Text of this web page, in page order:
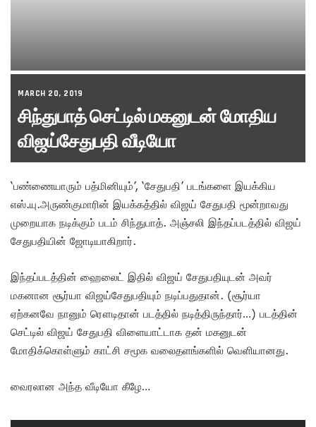
MARCH 20, 2019
சிந்துபாத் செட்டில் மகனுடன் மோதிய
விஜய்சேதுபதி வீடியோ
‘பண்ணையாரும் பத்மினியும்’, ‘சேதுபதி’ படங்களை இயக்கிய
எஸ்.யு.அருண்குமாரின் இயக்கத்தில் விஜய் சேதுபதி மூன்றாவது
முறையாக நடிக்கும் படம் சிந்துபாத். அஞ்சலி இந்தப்படத்தில் விஜய்
சேதுபதியின் ஜோடியாகிறார்.
இந்தப்படத்தின் ஹைலைட் இதில் விஜய் சேதுபதியுடன் அவர்
மகனான சூர்யா விஜய்சேதுபதியும் நடிப்பதுதான். (சூர்யா
ஏற்கனவே நானும் ரௌடிதான் படத்தில் நடித்திருந்தார்…) படத்தின்
செட்டில் விஜய் சேதுபதி விளையாட்டாக தன் மகனுடன்
மோதிக்கொள்ளும் காட்சி சமூக வலைதளங்களில் வெளியானது.
வைரலான அந்த வீடியோ கீழே…